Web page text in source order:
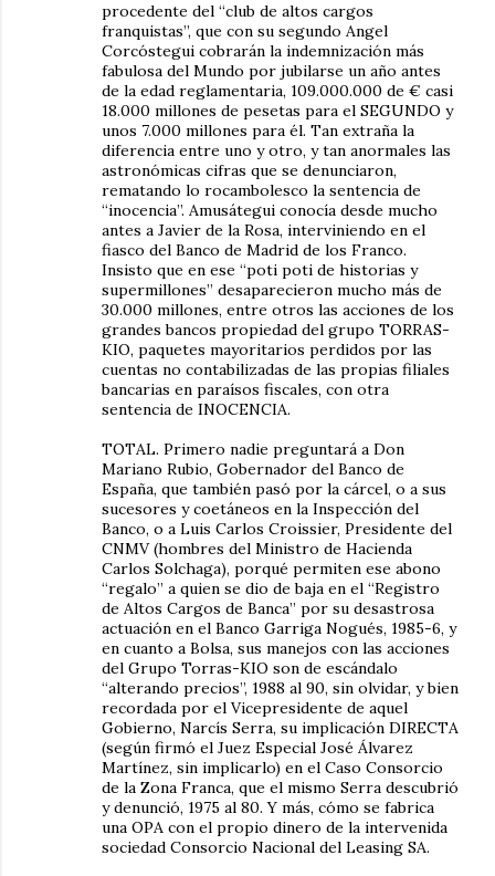
procedente del “club de altos cargos
franquistas”, que con su segundo Angel
Corcóstegui cobrarán la indemnización más
fabulosa del Mundo por jubilarse un año antes
de la edad reglamentaria, 109.000.000 de € casi
18.000 millones de pesetas para el SEGUNDO y
unos 7.000 millones para él. Tan extraña la
diferencia entre uno y otro, y tan anormales las
astronómicas cifras que se denunciaron,
rematando lo rocambolesco la sentencia de
“inocencia”. Amusátegui conocía desde mucho
antes a Javier de la Rosa, interviniendo en el
fiasco del Banco de Madrid de los Franco.
Insisto que en ese “poti poti de historias y
supermillones” desaparecieron mucho más de
30.000 millones, entre otros las acciones de los
grandes bancos propiedad del grupo TORRAS-
KIO, paquetes mayoritarios perdidos por las
cuentas no contabilizadas de las propias filiales
bancarias en paraísos fiscales, con otra
sentencia de INOCENCIA.
TOTAL. Primero nadie preguntará a Don
Mariano Rubio, Gobernador del Banco de
España, que también pasó por la cárcel, o a sus
sucesores y coetáneos en la Inspección del
Banco, o a Luis Carlos Croissier, Presidente del
CNMV (hombres del Ministro de Hacienda
Carlos Solchaga), porqué permiten ese abono
“regalo” a quien se dio de baja en el “Registro
de Altos Cargos de Banca” por su desastrosa
actuación en el Banco Garriga Nogués, 1985-6, y
en cuanto a Bolsa, sus manejos con las acciones
del Grupo Torras-KIO son de escándalo
“alterando precios”, 1988 al 90, sin olvidar, y bien
recordada por el Vicepresidente de aquel
Gobierno, Narcís Serra, su implicación DIRECTA
(según firmó el Juez Especial José Álvarez
Martínez, sin implicarlo) en el Caso Consorcio
de la Zona Franca, que el mismo Serra descubrió
y denunció, 1975 al 80. Y más, cómo se fabrica
una OPA con el propio dinero de la intervenida
sociedad Consorcio Nacional del Leasing SA.